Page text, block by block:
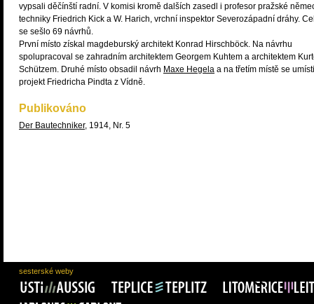
vypsali děčínští radní. V komisi kromě dalších zasedl i profesor pražské
techniky Friedrich Kick a W. Harich, vrchní inspektor Severozápadní dráhy.
se sešlo 69 návrhů.
První místo získal magdeburský architekt Konrad Hirschböck. Na návrhu
spolupracoval se zahradním architektem Georgem Kuhtem a architektem
Schützem. Druhé místo obsadil návrh Maxe Hegela a na třetím místě se
projekt Friedricha Pindta z Vídně.
Publikováno
Der Bautechniker, 1914, Nr. 5
sesterské weby